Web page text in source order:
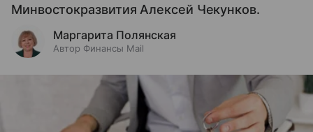
Минвостокразвития Алексей Чекунков.
Маргарита Полянская
Автор Финансы Mail